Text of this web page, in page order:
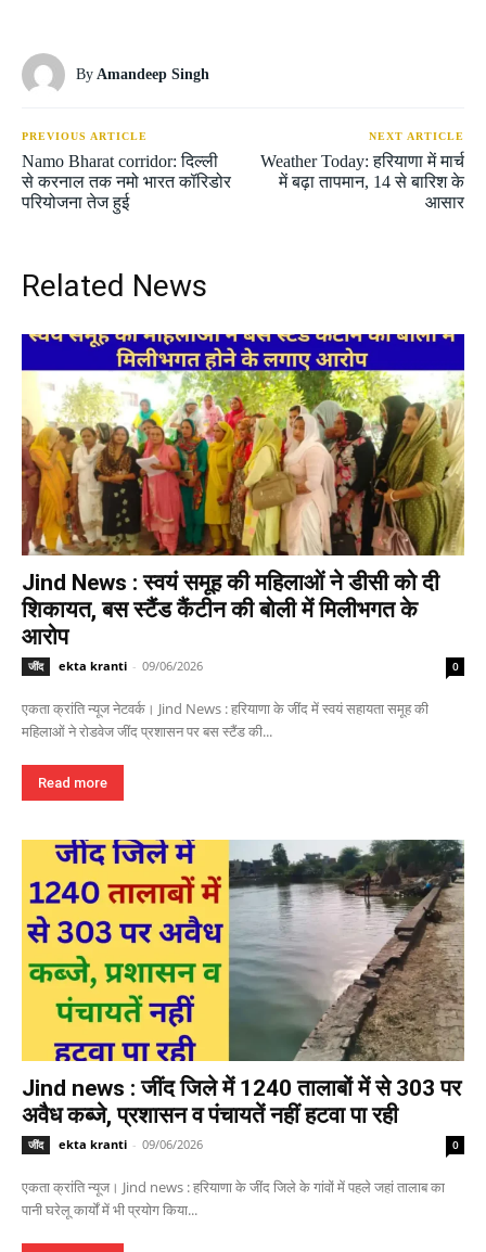
By Amandeep Singh
PREVIOUS ARTICLE
Namo Bharat corridor: दिल्ली
से करनाल तक नमो भारत कॉरिडोर
परियोजना तेज हुई
NEXT ARTICLE
Weather Today: हरियाणा में मार्च
में बढ़ा तापमान, 14 से बारिश के
आसार
Related News
Jind News : स्वयं समूह की महिलाओं ने डीसी को दी
शिकायत, बस स्टैंड कैंटीन की बोली में मिलीभगत के
आरोप
जींद ekta kranti - 09/06/2026 0
एकता क्रांति न्यूज नेटवर्क। Jind News : हरियाणा के जींद में स्वयं सहायता समूह की
महिलाओं ने रोडवेज जींद प्रशासन पर बस स्टैंड की...
Read more
Jind news : जींद जिले में 1240 तालाबों में से 303 पर
अवैध कब्जे, प्रशासन व पंचायतें नहीं हटवा पा रही
जींद ekta kranti - 09/06/2026 0
एकता क्रांति न्यूज। Jind news : हरियाणा के जींद जिले के गांवों में पहले जहां तालाब का
पानी घरेलू कार्यों में भी प्रयोग किया...